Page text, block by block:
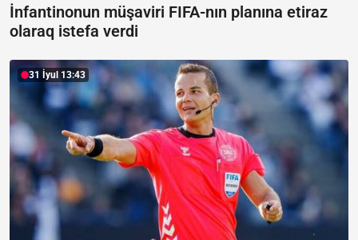
İnfantinonun müşaviri FIFA-nın planına etiraz
olaraq istefa verdi
31 İyul 13:43